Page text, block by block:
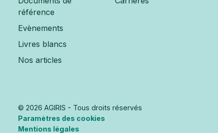
référence
Evènements
Livres blancs
Nos articles
© 2026 AGIRIS - Tous droits réservés
Paramètres des cookies
Mentions légales